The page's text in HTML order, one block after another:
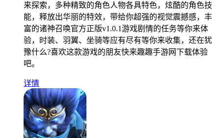
来探索，多种精致的角色人物各具特色，炫酷的角色技
能，释放出华丽的特效，带给你超强的视觉震撼感，丰
富的诸神召唤官方正版v1.0.1游戏剧情的任务等你来体
验，时装、羽翼、坐骑等应有尽有等你来收集，还在犹
豫什么?喜欢这款游戏的朋友快来趣趣手游网下载体验
吧。
详情